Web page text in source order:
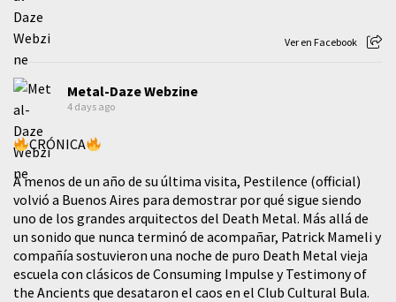
Ver en Facebook
Metal-Daze Webzine
4 days ago
CRÓNICA
A menos de un año de su última visita, Pestilence (official)
volvió a Buenos Aires para demostrar por qué sigue siendo
uno de los grandes arquitectos del Death Metal. Más allá de
un sonido que nunca terminó de acompañar, Patrick Mameli y
compañía sostuvieron una noche de puro Death Metal vieja
escuela con clásicos de Consuming Impulse y Testimony of
the Ancients que desataron el caos en el Club Cultural Bula.